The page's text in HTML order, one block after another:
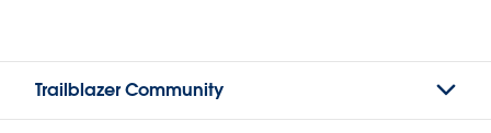
Trailblazer Community